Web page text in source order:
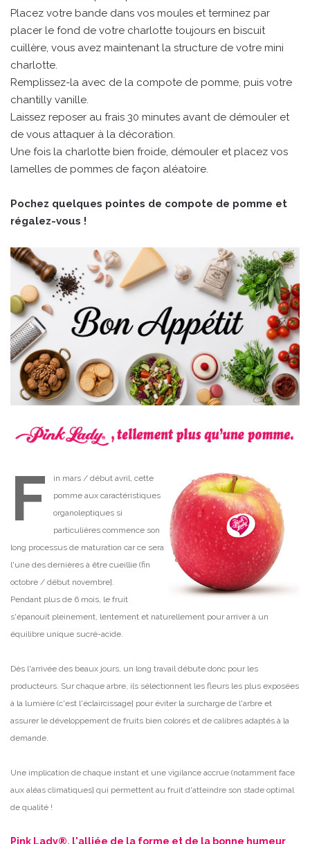
Placez votre bande dans vos moules et terminez par
placer le fond de votre charlotte toujours en biscuit
cuillère, vous avez maintenant la structure de votre mini
charlotte.
Remplissez-la avec de la compote de pomme, puis votre
chantilly vanille.
Laissez reposer au frais 30 minutes avant de démouler et
de vous attaquer à la décoration.
Une fois la charlotte bien froide, démouler et placez vos
lamelles de pommes de façon aléatoire.
Pochez quelques pointes de compote de pomme et
régalez-vous !
F
in mars / début avril, cette
pomme aux caractéristiques
organoleptiques si
particulières commence son
long processus de maturation car ce sera
l'une des dernières à être cueillie (fin
octobre / début novembre].
Pendant plus de 6 mois, le fruit
s'épanouit pleinement, lentement et naturellement pour arriver à un
équilibre unique sucré-acide.
Dès l'arrivée des beaux jours, un long travail débute donc pour les
producteurs. Sur chaque arbre, ils sélectionnent les fleurs les plus exposées
à la lumière (c'est l'éclaircissage] pour éviter la surcharge de l'arbre et
assurer le développement de fruits bien colorés et de calibres adaptés à la
demande.
Une implication de chaque instant et une vigilance accrue (notamment face
aux aléas climatiques] qui permettent au fruit d'atteindre son stade optimal
de qualité !
Pink Lady®, l'alliée de la forme et de la bonne humeur